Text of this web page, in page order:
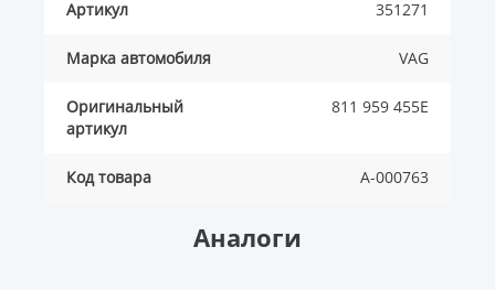
Артикул 351271
Марка автомобиля VAG
Оригинальный
артикул
811 959 455E
Код товара A-000763
Аналоги